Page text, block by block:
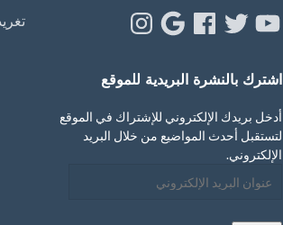
YouTube
Twitter
Facebook
Google
Instagram
اشترك بالنشرة البريدية للموقع
أدخل بريدك الإلكتروني للإشتراك في الموقع
لتستقبل أحدث المواضيع من خلال البريد
الإلكتروني.
البريد